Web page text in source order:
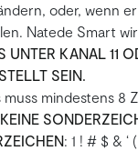
oder, wenn
Natede Smart
KANAL 11
SEIN.
muss mindestens 8
: 1 ! # $ &